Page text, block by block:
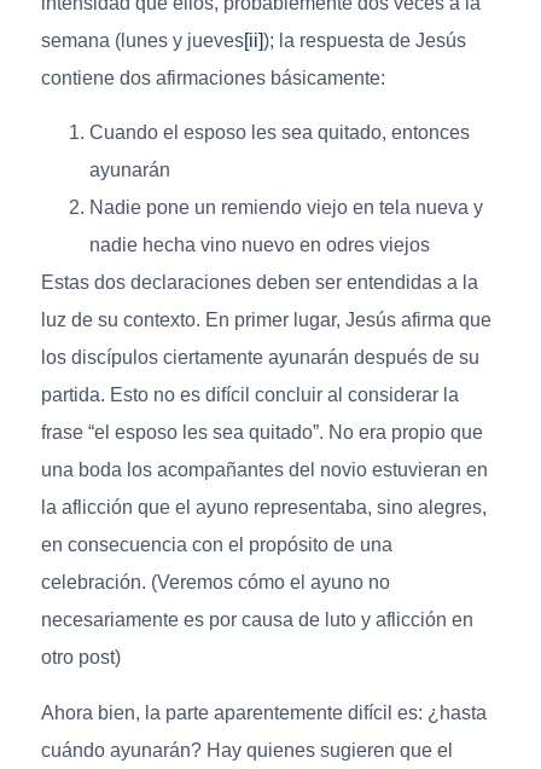
semana (lunes y jueves[ii]); la respuesta de Jesús
contiene dos afirmaciones básicamente:
Cuando el esposo les sea quitado, entonces
ayunarán
Nadie pone un remiendo viejo en tela nueva y
nadie hecha vino nuevo en odres viejos
Estas dos declaraciones deben ser entendidas a la
luz de su contexto. En primer lugar, Jesús afirma que
los discípulos ciertamente ayunarán después de su
partida. Esto no es difícil concluir al considerar la
frase “el esposo les sea quitado”. No era propio que
una boda los acompañantes del novio estuvieran en
la aflicción que el ayuno representaba, sino alegres,
en consecuencia con el propósito de una
celebración. (Veremos cómo el ayuno no
necesariamente es por causa de luto y aflicción en
otro post)
Ahora bien, la parte aparentemente difícil es: ¿hasta
cuándo ayunarán? Hay quienes sugieren que el